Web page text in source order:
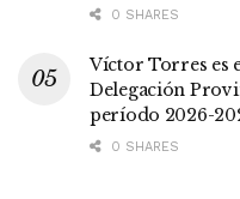
0 SHARES
Víctor Torres es
Delegación
período 2026-
0 SHARES